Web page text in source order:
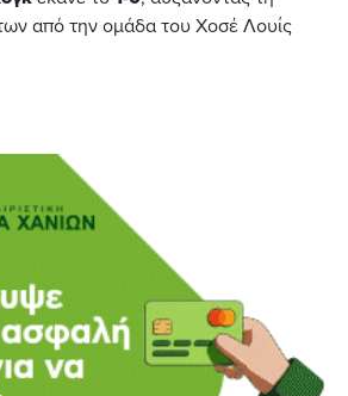
από την ομάδα του Χοσέ Λουίς